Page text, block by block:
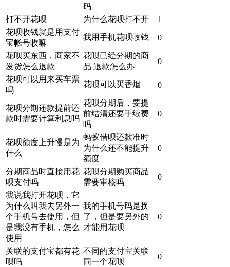
码
打不开花呗 为什么花呗打不开
1
花呗收钱就是用支付
宝帐号收嘛
我用手机花呗收钱 0
花呗买东西，商家不
发货怎么退款
花呗已经分期的商
品 退款怎么办
0
花呗可以用来买车票
吗
花呗可以买香烟 0
花呗分期还款提前还
款时需要计算利息吗
花呗分期后，要提
前结清还要手续费
吗
0
花呗额度上升慢是为
什么
蚂蚁借呗还款准时
为什么还不能提升
额度
0
分期商品时直接用花
呗支付吗
花呗分期购买商品
需要审核吗
0
我说我打开花呗，它
为什么叫我去另外一
个手机号去使用，但
是我没有手机，怎么
使用
我的手机号码是换
了，但是要另外的
才能用花呗
0
关联的支付宝都有花
呗吗
不同的支付宝关联
同一个花呗
0